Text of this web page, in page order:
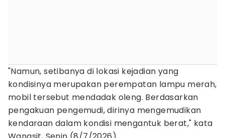
"Namun, setibanya di lokasi kejadian yang
kondisinya merupakan perempatan lampu merah,
mobil tersebut mendadak oleng. Berdasarkan
pengakuan pengemudi, dirinya mengemudikan
kendaraan dalam kondisi mengantuk berat," kata